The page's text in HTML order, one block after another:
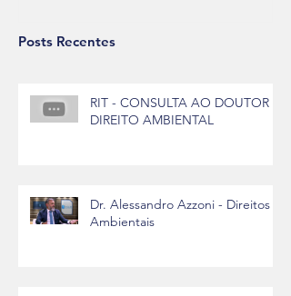
Posts Recentes
RIT - CONSULTA AO DOUTOR -
DIREITO AMBIENTAL
Dr. Alessandro Azzoni - Direitos
Ambientais